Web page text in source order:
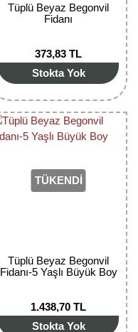
Tüplü Beyaz Begonvil
Fidanı
373,83 TL
Stokta Yok
TÜKENDİ
Tüplü Beyaz Begonvil
Fidanı-5 Yaşlı Büyük Boy
1.438,70 TL
Stokta Yok